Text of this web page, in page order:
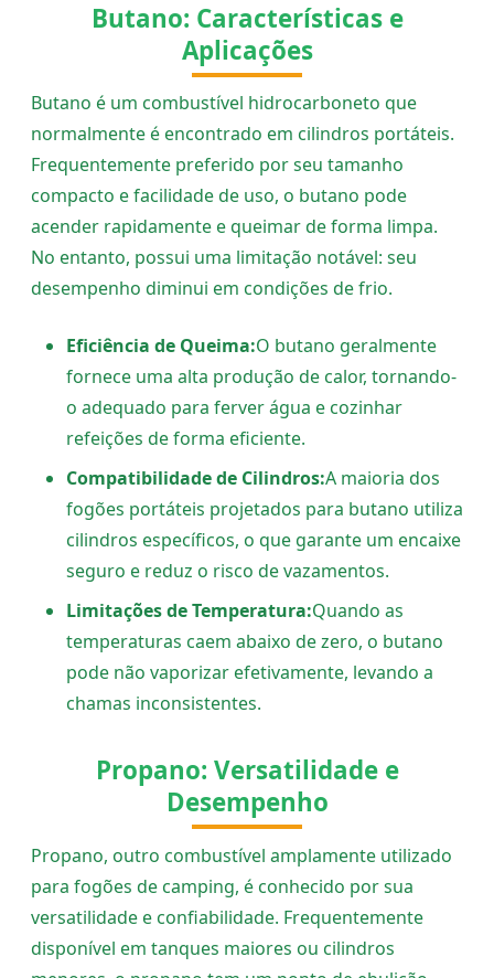
Butano: Características e
Aplicações
Butano é um combustível hidrocarboneto que
normalmente é encontrado em cilindros portáteis.
Frequentemente preferido por seu tamanho
compacto e facilidade de uso, o butano pode
acender rapidamente e queimar de forma limpa.
No entanto, possui uma limitação notável: seu
desempenho diminui em condições de frio.
Eficiência de Queima:O butano geralmente
fornece uma alta produção de calor, tornando-
o adequado para ferver água e cozinhar
refeições de forma eficiente.
Compatibilidade de Cilindros:A maioria dos
fogões portáteis projetados para butano utiliza
cilindros específicos, o que garante um encaixe
seguro e reduz o risco de vazamentos.
Limitações de Temperatura:Quando as
temperaturas caem abaixo de zero, o butano
pode não vaporizar efetivamente, levando a
chamas inconsistentes.
Propano: Versatilidade e
Desempenho
Propano, outro combustível amplamente utilizado
para fogões de camping, é conhecido por sua
versatilidade e confiabilidade. Frequentemente
disponível em tanques maiores ou cilindros